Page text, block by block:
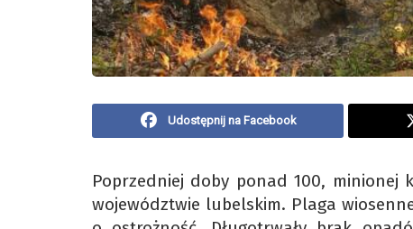
Udostępnij na Facebook
Poprzedniej doby ponad 100, minionej
województwie lubelskim. Plaga